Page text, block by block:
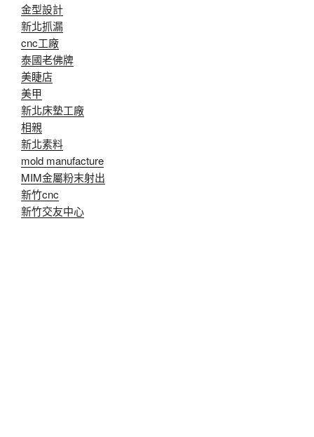
金型設計
新北抓漏
cnc工廠
泰國老佛牌
美睫店
美甲
新北床墊工廠
相親
新北素料
mold manufacture
MIM金屬粉末射出
新竹cnc
新竹交友中心